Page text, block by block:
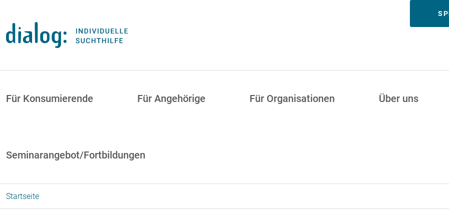
Für Konsumierende Für Angehörige Für Organisationen Über uns
Seminarangebot/Fortbildungen
Startseite